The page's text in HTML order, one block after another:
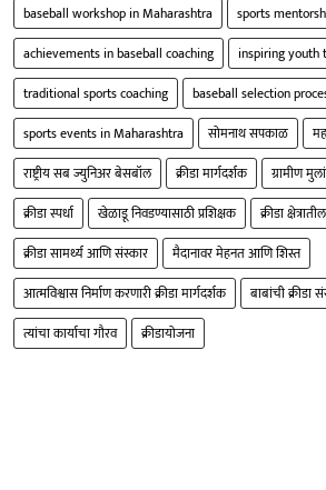
baseball workshop in Maharashtra
sports
achievements in baseball coaching
inspiring youth
traditional sports coaching
baseball selection
sports events in Maharashtra
सोमनाथ सपकाळ
राष्ट्रीय सब ज्युनिअर बेसबॉल
क्रीडा मार्गदर्शक
ग्रामीण
क्रीडा स्पर्धा
खेळाडू निवडण्यासाठी प्रशिक्षक
क्रीडा
क्रीडा सामर्थ्य आणि संस्कार
मैदानावर मेहनत आणि शिस्त
आत्मविश्वास निर्माण करणारी क्रीडा मार्गदर्शक
बाबांची क्रीडा
त्यांचा कार्याचा गौरव
क्रीडायोजना